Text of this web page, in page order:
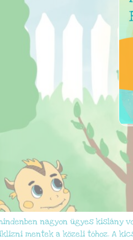
nagyon ügyes kislány
mentek a közeli tóhoz. A